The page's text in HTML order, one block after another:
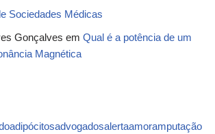
Sociedades Médicas
Gonçalves em Qual é a potência de um
Magnética
adipócitosadvogadosalertaamoramputação